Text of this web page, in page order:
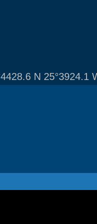
N 25°3924.1